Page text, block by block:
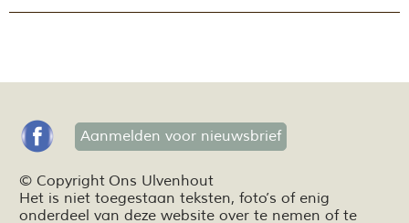
Aanmelden voor nieuwsbrief
© Copyright Ons Ulvenhout
Het is niet toegestaan teksten, foto’s of enig
onderdeel van deze website over te nemen of te